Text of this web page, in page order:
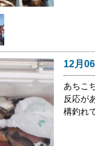
12月
あちこ
反応が
構釣れ